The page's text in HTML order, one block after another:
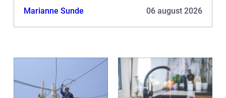
Marianne Sunde 06 august 2026